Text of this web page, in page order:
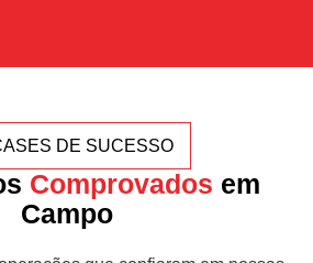
DE SUCESSO
Comprovados em
Campo